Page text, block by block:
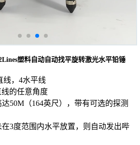
塑料自动自动找平旋转激光水平铅锤
线，4水平线
线的任意角度
50M（164英尺），带有可选的探测
3度范围内水平放置，则自动发出哔